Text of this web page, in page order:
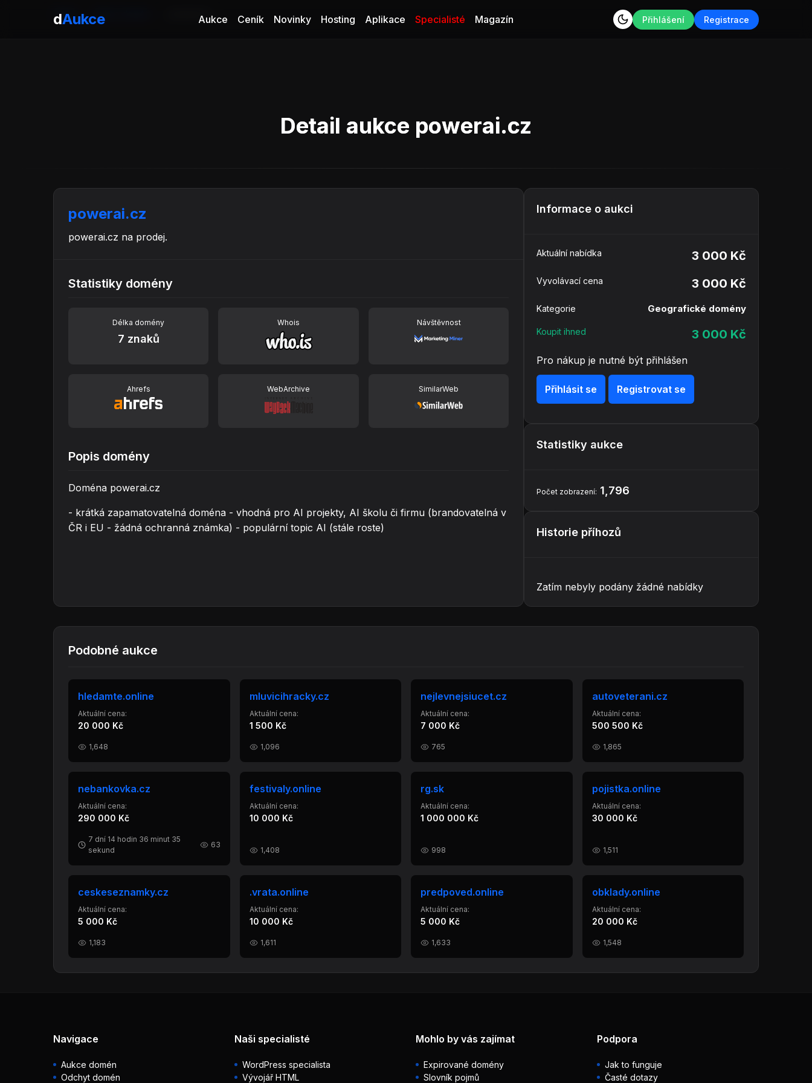
dAukce Aukce Ceník Novinky Hosting Aplikace Specialisté Magazín Přihlášení Registrace
Domů powerai.cz
Detail aukce powerai.cz
powerai.cz
powerai.cz na prodej.
Statistiky domény
Délka domény
7 znaků
Whois Návštěvnost
Ahrefs WebArchive SimilarWeb
Popis domény
Doména powerai.cz
- krátká zapamatovatelná doména - vhodná pro AI projekty, AI školu či firmu (brandovatelná v
ČR i EU - žádná ochranná známka) - populární topic AI (stále roste)
Informace o aukci
Aktuální nabídka 3 000 Kč
Vyvolávací cena 3 000 Kč
Kategorie Geografické domény
Koupit ihned 3 000 Kč
Pro nákup je nutné být přihlášen
Přihlásit se Registrovat se
Statistiky aukce
Počet zobrazení: 1,796
Historie příhozů
Zatím nebyly podány žádné nabídky
Podobné aukce
hledamte.online
Aktuální cena:
20 000 Kč
1,648
mluvicihracky.cz
Aktuální cena:
1 500 Kč
1,096
nejlevnejsiucet.cz
Aktuální cena:
7 000 Kč
765
autoveterani.cz
Aktuální cena:
500 500 Kč
1,865
nebankovka.cz
Aktuální cena:
290 000 Kč
7 dní 14 hodin 36 minut 35
sekund
63
festivaly.online
Aktuální cena:
10 000 Kč
1,408
rg.sk
Aktuální cena:
1 000 000 Kč
998
pojistka.online
Aktuální cena:
30 000 Kč
1,511
ceskeseznamky.cz
Aktuální cena:
5 000 Kč
1,183
.vrata.online
Aktuální cena:
10 000 Kč
1,611
predpoved.online
Aktuální cena:
5 000 Kč
1,633
obklady.online
Aktuální cena:
20 000 Kč
1,548
Navigace
Aukce domén
Odchyt domén
Naši specialisté
WordPress specialista
Vývojář HTML
Mohlo by vás zajímat
Expirované domény
Slovník pojmů
Podpora
Jak to funguje
Časté dotazy